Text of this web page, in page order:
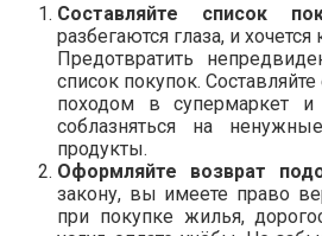
Составляйте список
разбегаются глаза, и
Предотвратить
список покупок.
походом в супермаркет
соблазняться на
продукты.
Оформляйте возврат
закону, вы имеете право
при покупке жилья,